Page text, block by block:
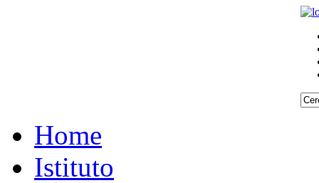
Home
Istituto